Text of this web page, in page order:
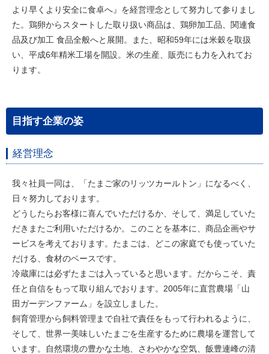
より早くより安全に食卓へ』を経営理念として努力して参りまし
た。鶏卵からスタートした取り扱い商品は、鶏卵加工品、関連食
品及び加工 食品全般へと展開。また、昭和59年には米穀を取扱
い、平成6年精米工場を開設。米の生産、販売にも力を入れてお
ります。
目指す企業の姿
経営理念
我々社員一同は、「たまご家のリッツカールトン」になるべく、
日々努力しております。
どうしたらお客様に喜んでいただけるか、そして、満足していた
だきまたご利用いただけるか。このことを基本に、商品企画やサ
ービスを考えております。たまごは、どこの家庭でも使っていた
だける、食材のベースです。
冷蔵庫には必ずたまごは入っていると思います。だからこそ、責
任と自信をもって取り組んでおります。2005年に直営農場「山
田ガーデンファーム」を設立しました。
飼育管理から飼料管理まで自社で責任をもって行われるように、
そして、世界一美味しいたまごを生産するために農場を運営して
います。自然環境の豊かな土地、さわやかな空気、飯豊連峰の清